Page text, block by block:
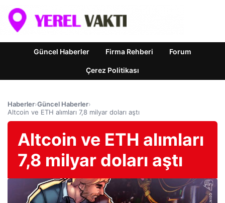
Güncel Haberler Firma Rehberi Forum
Çerez Politikası
Haberler›Güncel Haberler›
Altcoin ve ETH alımları 7,8 milyar doları aştı
Altcoin ve ETH alımları
7,8 milyar doları aştı